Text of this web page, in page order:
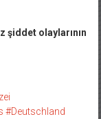
şiddet olaylarının
#Deutschland